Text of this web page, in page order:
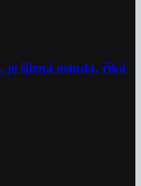
je šílená ostuda, říká